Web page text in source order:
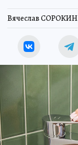
Вячеслав СОРОКИН